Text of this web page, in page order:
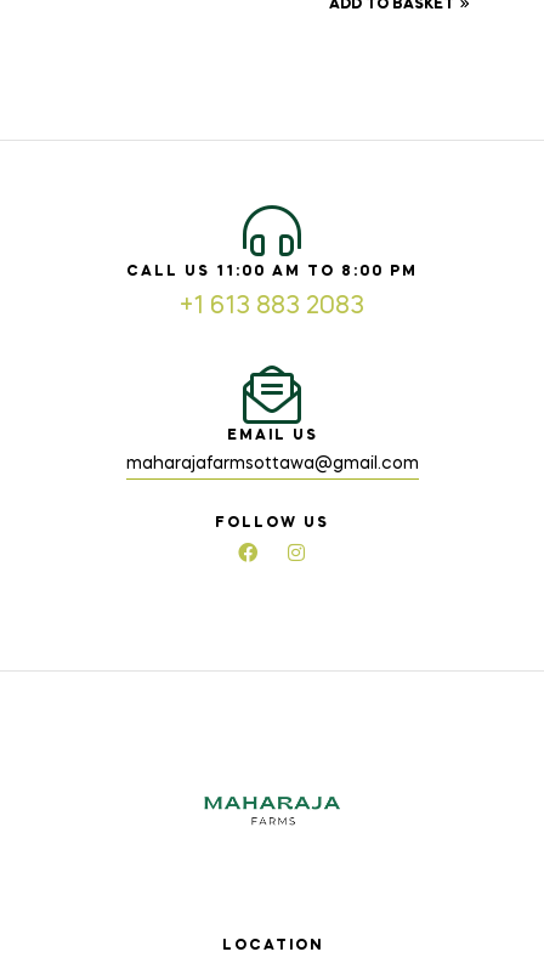
ADD TO BASKET
CALL US 11:00 AM TO 8:00 PM
+1 613 883 2083
EMAIL US
maharajafarmsottawa@gmail.com
FOLLOW US
LOCATION